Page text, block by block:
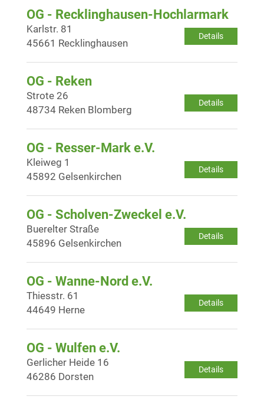
OG - Recklinghausen-Hochlarmark
Details
Karlstr. 81
45661 Recklinghausen
OG - Reken
Details
Strote 26
48734 Reken Blomberg
OG - Resser-Mark e.V.
Details
Kleiweg 1
45892 Gelsenkirchen
OG - Scholven-Zweckel e.V.
Details
Buerelter Straße
45896 Gelsenkirchen
OG - Wanne-Nord e.V.
Details
Thiesstr. 61
44649 Herne
OG - Wulfen e.V.
Details
Gerlicher Heide 16
46286 Dorsten